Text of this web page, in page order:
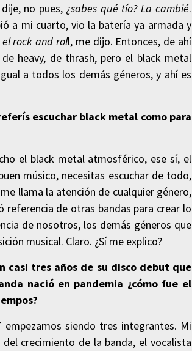
no pues, ¿sabes qué tío? La cambié.
a mi cuarto, vio la batería ya armada y
rock and roll, me dijo. Entonces, de ahí
heavy, de thrash, pero el black metal
a todos los demás géneros, y ahí es
escuchar black metal como para
el black metal atmosférico, ese sí, el
músico, necesitas escuchar de todo,
llama la atención de cualquier género,
de otras bandas para crear lo
de nosotros, los demás géneros que
musical. Claro. ¿Sí me explico?
casi tres años de su disco debut que
nació en pandemia ¿cómo fue el
empezamos siendo tres integrantes. Mi
crecimiento de la banda, el vocalista